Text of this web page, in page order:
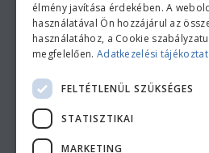
AZ ÁRAK TÁJÉKOZTATÓ
élmény javítása érdekében. A
használatával Ön hozzájárul az
használatához, a Cookie
megfelelően. Adatkezelési
FELTÉTLENÜL SZÜKSÉGES
STATISZTIKAI
MARKETING